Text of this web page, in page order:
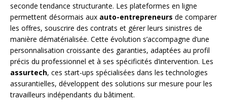
seconde tendance structurante. Les plateformes en ligne
permettent désormais aux auto-entrepreneurs de comparer
les offres, souscrire des contrats et gérer leurs sinistres de
manière dématérialisée. Cette évolution s’accompagne d’une
personnalisation croissante des garanties, adaptées au profil
précis du professionnel et à ses spécificités d’intervention. Les
assurtech, ces start-ups spécialisées dans les technologies
assurantielles, développent des solutions sur mesure pour les
travailleurs indépendants du bâtiment.